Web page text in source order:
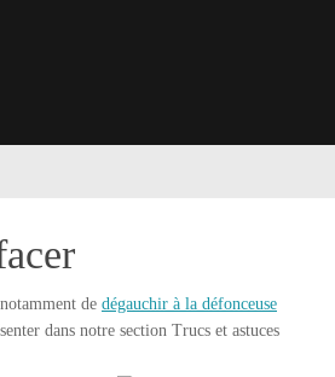
de dégauchir à la défonceuse
dans notre section Trucs et astuces